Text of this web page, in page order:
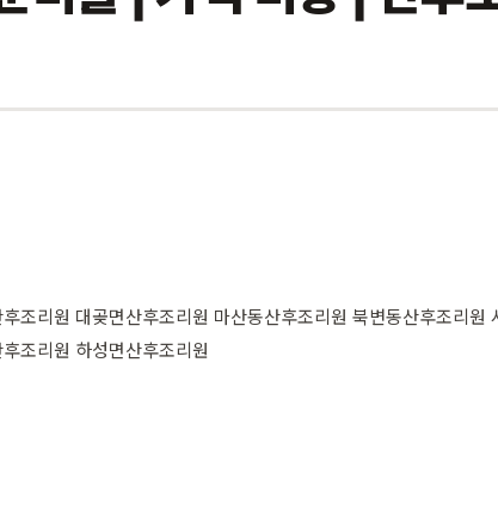
조리원 대곶면산후조리원 마산동산후조리원 북변동산후조리
조리원 하성면산후조리원